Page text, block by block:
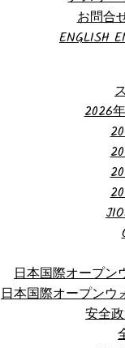
お問合
ENGLISH
2026
日本国際オープン
日本国際オープンウ
安全